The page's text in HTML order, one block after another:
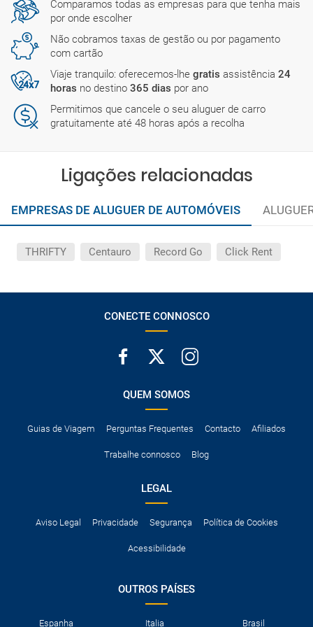
Comparamos todas as empresas para que tenha mais
por onde escolher
Não cobramos taxas de gestão ou por pagamento
com cartão
Viaje tranquilo: oferecemos-lhe gratis assistência 24
horas no destino 365 dias por ano
Permitimos que cancele o seu aluguer de carro
gratuitamente até 48 horas após a recolha
Ligações relacionadas
EMPRESAS DE ALUGUER DE AUTOMÓVEIS
THRIFTY Centauro Record Go Click Rent
CONECTE CONNOSCO
QUEM SOMOS
Guias de Viagem Perguntas Frequentes Contacto Afiliados
Trabalhe connosco Blog
LEGAL
Aviso Legal Privacidade Segurança Política de Cookies
Acessibilidade
OUTROS PAÍSES
Espanha Italia Brasil